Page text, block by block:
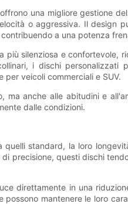
una migliore gestione
o aggressiva. Il design
a una potenza
silenziosa e confortevole,
i dischi personalizzati
veicoli commerciali e SUV.
anche alle abitudini e
dalle condizioni.
standard, la loro
precisione, questi dischi
direttamente in una
mantenere le loro